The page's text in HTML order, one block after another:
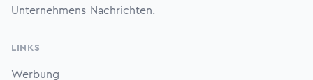
Unternehmens-Nachrichten.
LINKS
Werbung